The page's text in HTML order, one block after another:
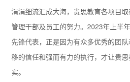
涓涓细流汇成大海，贵思教育各项目
管理干部及员工的努力。2023年上半
先锋代表，正是因为有众多优秀的团
移的信任和强而有力的执行，才让贵
实。